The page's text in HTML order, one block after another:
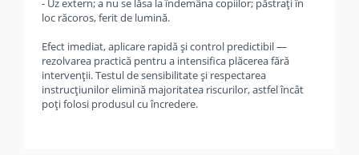
- Uz extern; a nu se lăsa la îndemâna copiilor; păstrați în
loc răcoros, ferit de lumină.
Efect imediat, aplicare rapidă și control predictibil —
rezolvarea practică pentru a intensifica plăcerea fără
intervenții. Testul de sensibilitate și respectarea
instrucțiunilor elimină majoritatea riscurilor, astfel încât
poți folosi produsul cu încredere.